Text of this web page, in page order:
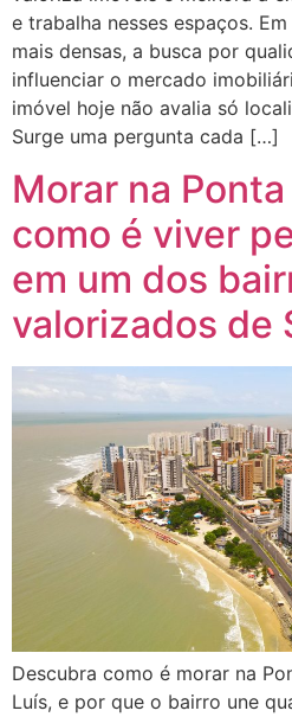
e trabalha nesses espaços.
mais densas, a busca por
influenciar o mercado
imóvel hoje não avalia só
Surge uma pergunta cada […]
Morar na
como é viver
em um dos
valorizados de
Descubra como é morar na
Luís, e por que o bairro une